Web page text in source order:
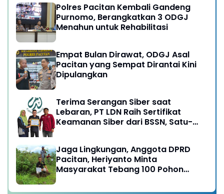
Polres Pacitan Kembali Gandeng
Purnomo, Berangkatkan 3 ODGJ
Menahun untuk Rehabilitasi
Empat Bulan Dirawat, ODGJ Asal
Pacitan yang Sempat Dirantai Kini
Dipulangkan
Terima Serangan Siber saat
Lebaran, PT LDN Raih Sertifikat
Keamanan Siber dari BSSN, Satu-
Jaga Lingkungan, Anggota DPRD
Pacitan, Heriyanto Minta
Masyarakat Tebang 100 Pohon